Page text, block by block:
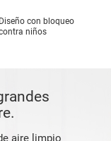
Diseño con bloqueo
niños
aire limpio